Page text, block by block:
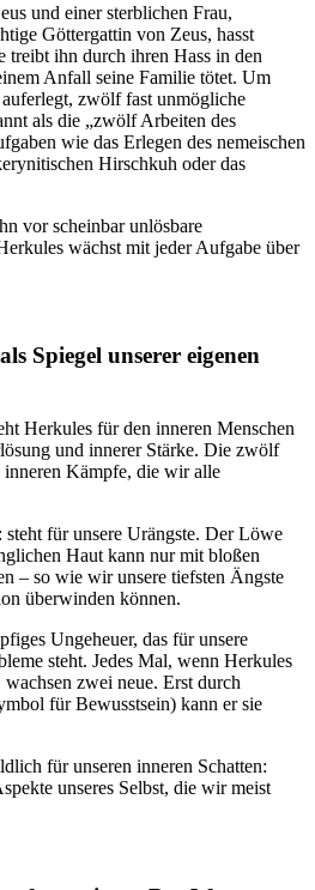
und einer sterblichen Frau,
Göttergattin von Zeus, hasst
treibt ihn durch ihren Hass in den
Anfall seine Familie tötet. Um
zwölf fast unmögliche
als die „zwölf Arbeiten des
wie das Erlegen des nemeischen
Hirschkuh oder das
vor scheinbar unlösbare
wächst mit jeder Aufgabe über
Spiegel unserer eigenen
Herkules für den inneren Menschen
und innerer Stärke. Die zwölf
Kämpfe, die wir alle
für unsere Urängste. Der Löwe
Haut kann nur mit bloßen
– so wie wir unsere tiefsten Ängste
überwinden können.
Ungeheuer, das für unsere
steht. Jedes Mal, wenn Herkules
zwei neue. Erst durch
für Bewusstsein) kann er sie
für unseren inneren Schatten:
unseres Selbst, die wir meist